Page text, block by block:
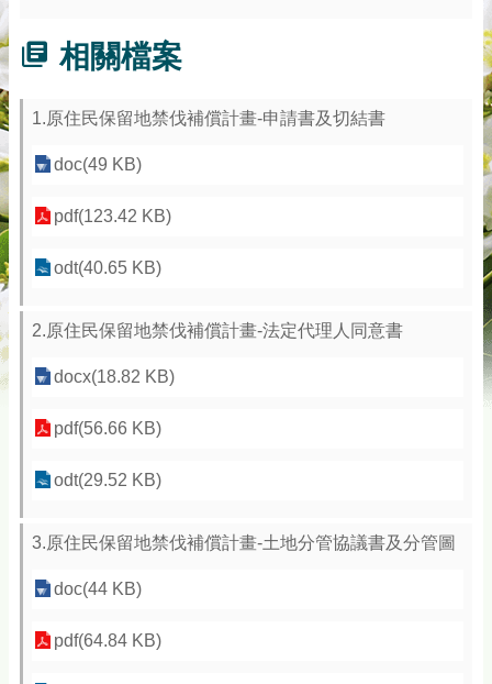
相關檔案
1.原住民保留地禁伐補償計畫-申請書及切結書
doc(49 KB)
pdf(123.42 KB)
odt(40.65 KB)
2.原住民保留地禁伐補償計畫-法定代理人同意書
docx(18.82 KB)
pdf(56.66 KB)
odt(29.52 KB)
3.原住民保留地禁伐補償計畫-土地分管協議書及分管圖
doc(44 KB)
pdf(64.84 KB)